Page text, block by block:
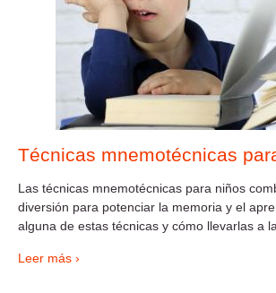
Técnicas mnemotécnicas
Las técnicas mnemotécnicas para niños
diversión para potenciar la memoria y el
alguna de estas técnicas y cómo llevarlas a
Leer más ›